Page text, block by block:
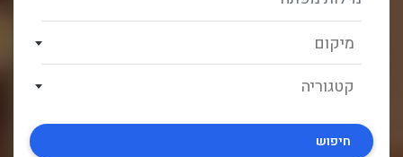
מיקום
קטגוריה
חיפוש